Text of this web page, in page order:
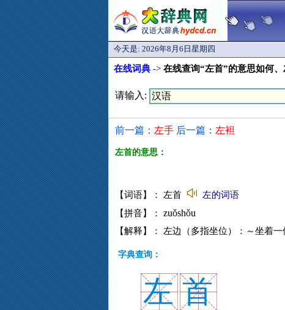
今天是: 2026年8月6日星期四
在线词典 -> 在线查询“左首”的意思如何
请输入:
前一篇： 左手 后一篇： 左袒
左首的意思：
【词语】： 左首
左的词语
【拼音】： zuǒshǒu
【解释】： 左边（多指坐位）：～坐着一
字典查询：
左 首